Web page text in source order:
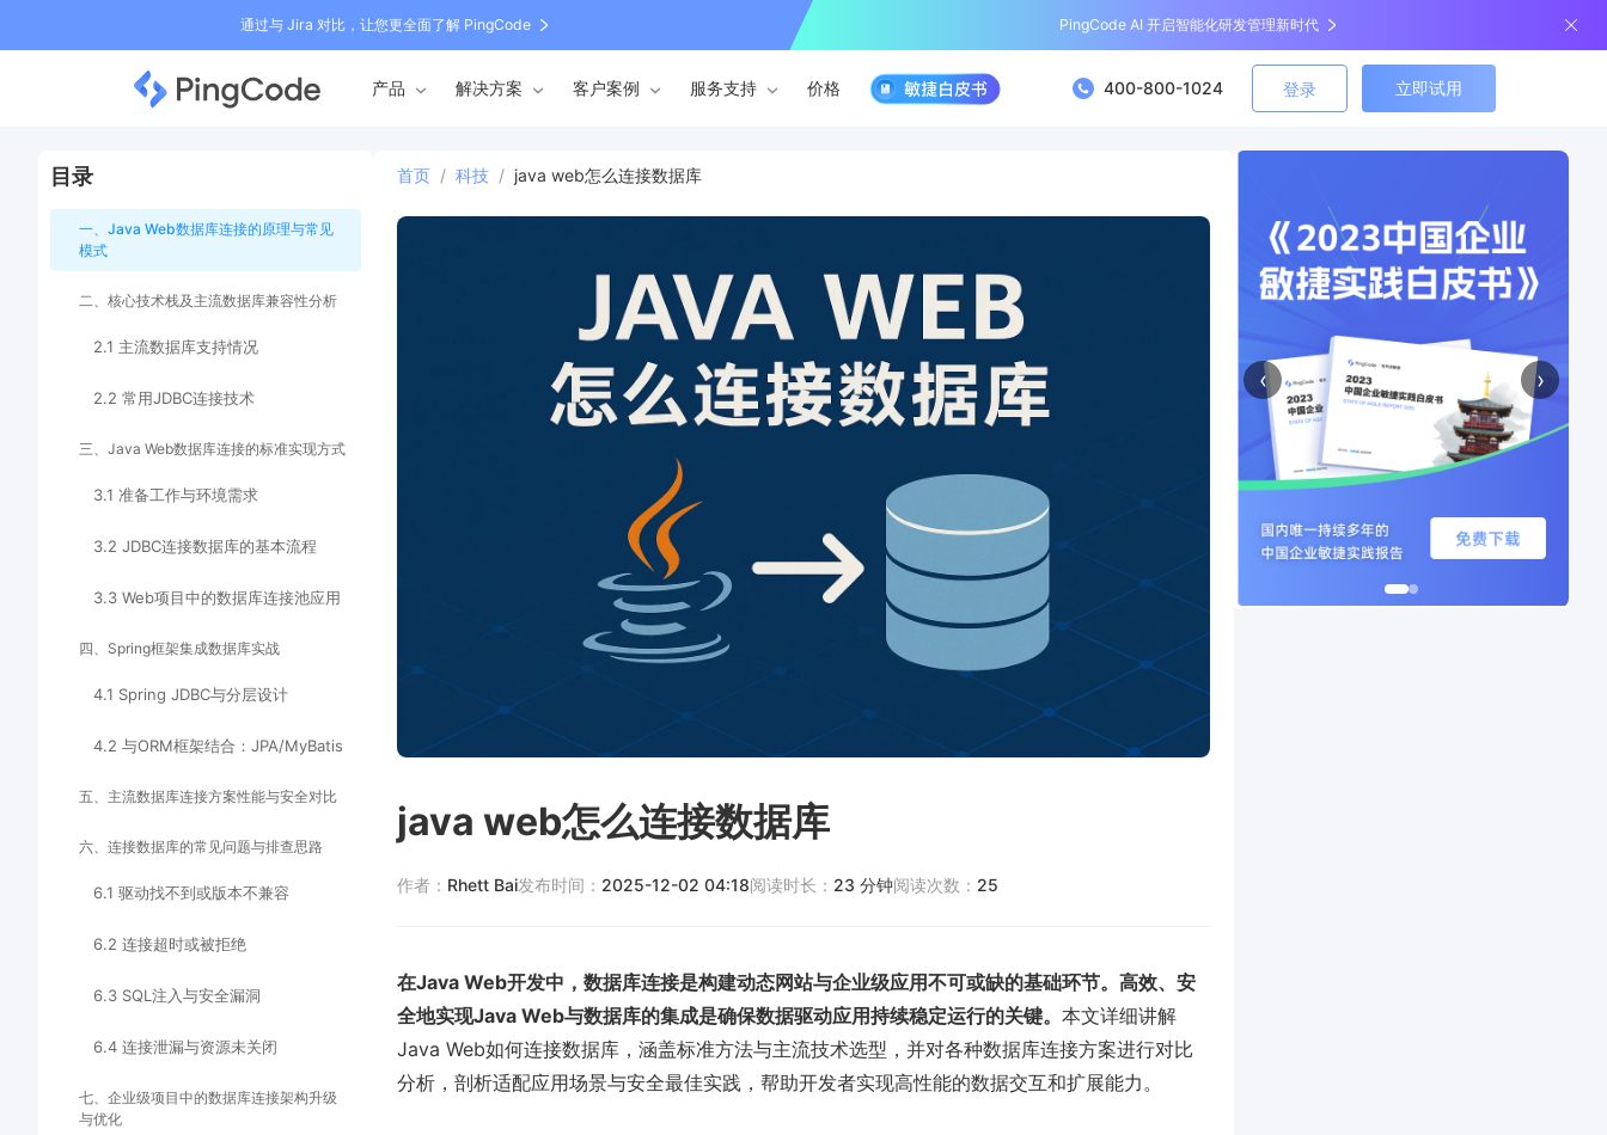
通过与 Jira 对比，让您更全面了解 PingCode PingCode AI 开启智能化研发管理新时代
产品 解决方案 客户案例 服务支持 价格 400-800-1024 登录 立即试用
目录
一、Java Web数据库连接的原理与常见
模式
二、核心技术栈及主流数据库兼容性分析
2.1 主流数据库支持情况
2.2 常用JDBC连接技术
三、Java Web数据库连接的标准实现方式
3.1 准备工作与环境需求
3.2 JDBC连接数据库的基本流程
3.3 Web项目中的数据库连接池应用
四、Spring框架集成数据库实战
4.1 Spring JDBC与分层设计
4.2 与ORM框架结合：JPA/MyBatis
五、主流数据库连接方案性能与安全对比
六、连接数据库的常见问题与排查思路
6.1 驱动找不到或版本不兼容
6.2 连接超时或被拒绝
6.3 SQL注入与安全漏洞
6.4 连接泄漏与资源未关闭
七、企业级项目中的数据库连接架构升级
与优化
首页 / 科技 / java web怎么连接数据库
java web怎么连接数据库
作者： Rhett Bai发布时间： 2025-12-02 04:18阅读时长： 23 分钟阅读次数： 25
在Java Web开发中，数据库连接是构建动态网站与企业级应用不可或缺的基础环节。高效、安
全地实现Java Web与数据库的集成是确保数据驱动应用持续稳定运行的关键。 本文详细讲解
Java Web如何连接数据库，涵盖标准方法与主流技术选型，并对各种数据库连接方案进行对比
分析，剖析适配应用场景与安全最佳实践，帮助开发者实现高性能的数据交互和扩展能力。
‹ ›